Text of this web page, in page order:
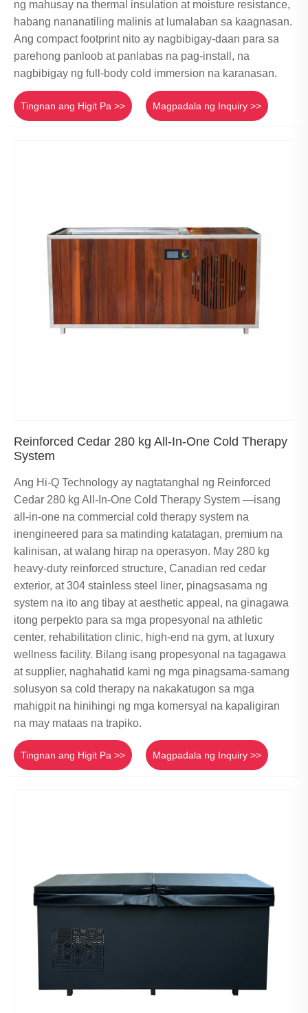
ng mahusay na thermal insulation at moisture resistance,
habang nananatiling malinis at lumalaban sa kaagnasan.
Ang compact footprint nito ay nagbibigay-daan para sa
parehong panloob at panlabas na pag-install, na
nagbibigay ng full-body cold immersion na karanasan.
Tingnan ang Higit Pa >> Magpadala ng Inquiry >>
Reinforced Cedar 280 kg All-In-One Cold Therapy
System
Ang Hi-Q Technology ay nagtatanghal ng Reinforced
Cedar 280 kg All-In-One Cold Therapy System —isang
all-in-one na commercial cold therapy system na
inengineered para sa matinding katatagan, premium na
kalinisan, at walang hirap na operasyon. May 280 kg
heavy-duty reinforced structure, Canadian red cedar
exterior, at 304 stainless steel liner, pinagsasama ng
system na ito ang tibay at aesthetic appeal, na ginagawa
itong perpekto para sa mga propesyonal na athletic
center, rehabilitation clinic, high-end na gym, at luxury
wellness facility. Bilang isang propesyonal na tagagawa
at supplier, naghahatid kami ng mga pinagsama-samang
solusyon sa cold therapy na nakakatugon sa mga
mahigpit na hinihingi ng mga komersyal na kapaligiran
na may mataas na trapiko.
Tingnan ang Higit Pa >> Magpadala ng Inquiry >>